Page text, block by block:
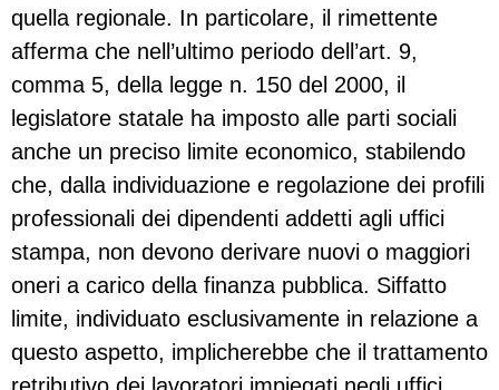
quella regionale. In particolare, il rimettente
afferma che nell’ultimo periodo dell’art. 9,
comma 5, della legge n. 150 del 2000, il
legislatore statale ha imposto alle parti sociali
anche un preciso limite economico, stabilendo
che, dalla individuazione e regolazione dei profili
professionali dei dipendenti addetti agli uffici
stampa, non devono derivare nuovi o maggiori
oneri a carico della finanza pubblica. Siffatto
limite, individuato esclusivamente in relazione a
questo aspetto, implicherebbe che il trattamento